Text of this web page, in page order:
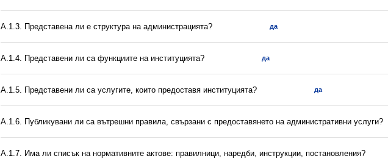
A.1.3. Представена ли е структура на администрацията? да
А.1.4. Представени ли са функциите на институцията? да
А.1.5. Представени ли са услугите, които предоставя институцията? да
А.1.6. Публикувани ли са вътрешни правила, свързани с предоставянето на административни услуги?
А.1.7. Има ли списък на нормативните актове: правилници, наредби, инструкции, постановления?